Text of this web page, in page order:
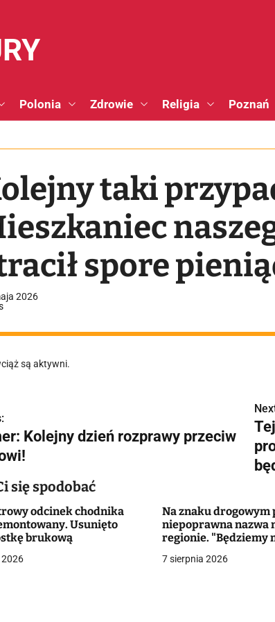
Polonia Zdrowie Religia Poznań
taki
spore
2026
są aktywni.
Kolejny dzień rozprawy przeciw
się spodobać
odcinek chodnika
Usunięto
brukową
2026
Na znaku drogowym
niepoprawna nazwa
regionie. "Będziemy
7 sierpnia 2026